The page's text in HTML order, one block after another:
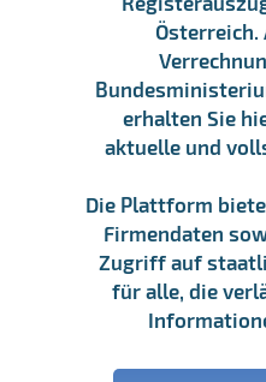
erhalten Sie
aktuelle und
Die Plattform
Firmendaten
Zugriff auf
für alle, die